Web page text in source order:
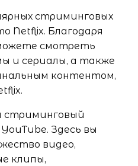
стриминговых
Netflix. Благодаря
смотреть
и сериалы, а также
контентом,
стриминговый
Здесь вы
видео,
клипы,